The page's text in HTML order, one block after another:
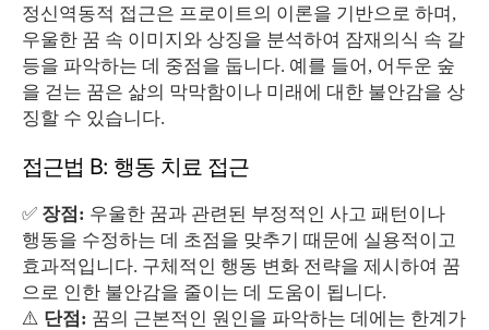
정신역동적 접근은 프로이트의 이론을 기반으로 하며,
우울한 꿈 속 이미지와 상징을 분석하여 잠재의식 속 갈
등을 파악하는 데 중점을 둡니다. 예를 들어, 어두운 숲
을 걷는 꿈은 삶의 막막함이나 미래에 대한 불안감을 상
징할 수 있습니다.
접근법 B: 행동 치료 접근
✅ 장점: 우울한 꿈과 관련된 부정적인 사고 패턴이나
행동을 수정하는 데 초점을 맞추기 때문에 실용적이고
효과적입니다. 구체적인 행동 변화 전략을 제시하여 꿈
으로 인한 불안감을 줄이는 데 도움이 됩니다.
⚠️ 단점: 꿈의 근본적인 원인을 파악하는 데에는 한계가